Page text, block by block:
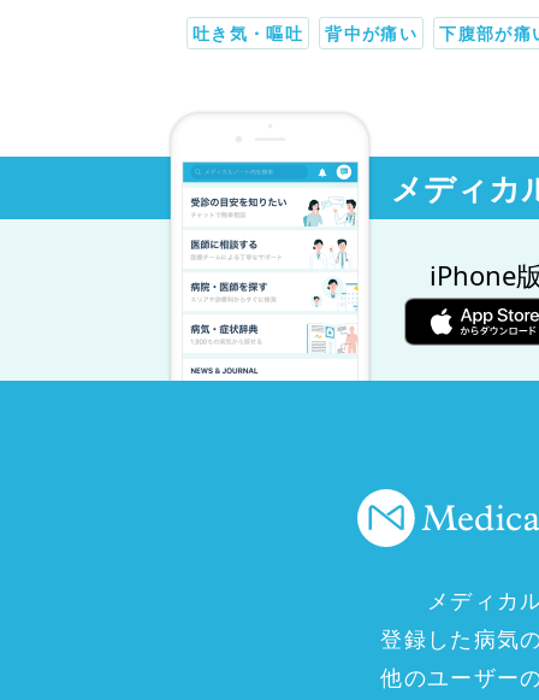
吐き気・嘔吐 背中が痛い 下腹部が痛
メディカ
iPhone
メディカ
登録した病気
他のユーザー